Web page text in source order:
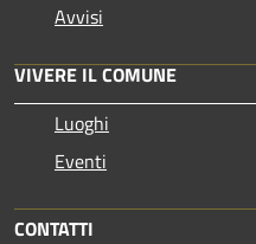
Avvisi
VIVERE IL COMUNE
Luoghi
Eventi
CONTATTI